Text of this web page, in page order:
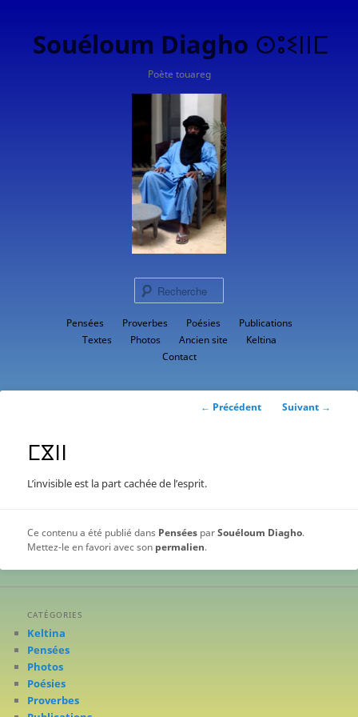
Souéloum Diagho ⵙⵓⵉⵏⵏⵎ
Poète touareg
Aller
au
contenu
Pensées Proverbes Poésies
Publications
Textes
Photos Ancien site
Keltina
Contact
Navigation
← Précédent Suivant →
ⵎⴵⵏⵏ
L’invisible est la part cachée de l’esprit.
Ce contenu a été publié dans Pensées parSouéloum Diagho.
Mettez-le en favori avec son permalien.
CATÉGORIES
Keltina
Pensées
Photos
Poésies
Proverbes